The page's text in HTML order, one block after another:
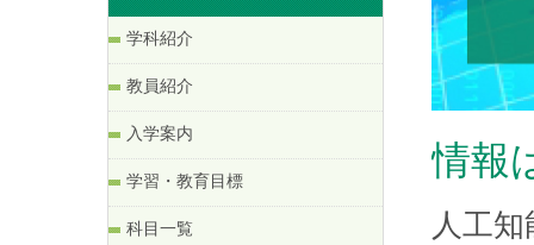
学科紹介
教員紹介
入学案内
学習・教育目標
科目一覧
情報
人工